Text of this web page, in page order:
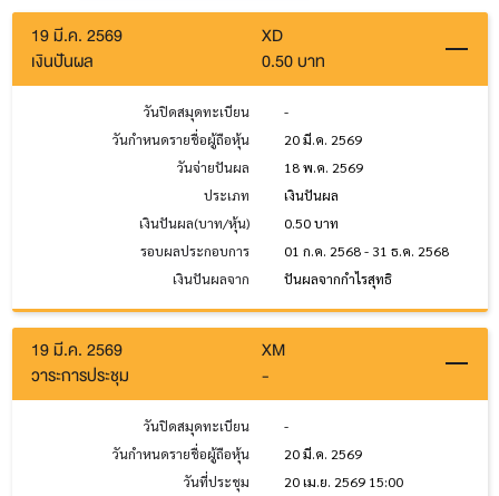
19 มี.ค. 2569
XD
เงินปันผล
0.50 บาท
วันปิดสมุดทะเบียน
-
วันกำหนดรายชื่อผู้ถือหุ้น
20 มี.ค. 2569
วันจ่ายปันผล
18 พ.ค. 2569
ประเภท
เงินปันผล
เงินปันผล(บาท/หุ้น)
0.50 บาท
รอบผลประกอบการ
01 ก.ค. 2568 - 31 ธ.ค. 2568
เงินปันผลจาก
ปันผลจากกำไรสุทธิ
19 มี.ค. 2569
XM
วาระการประชุม
-
วันปิดสมุดทะเบียน
-
วันกำหนดรายชื่อผู้ถือหุ้น
20 มี.ค. 2569
วันที่ประชุม
20 เม.ย. 2569 15:00